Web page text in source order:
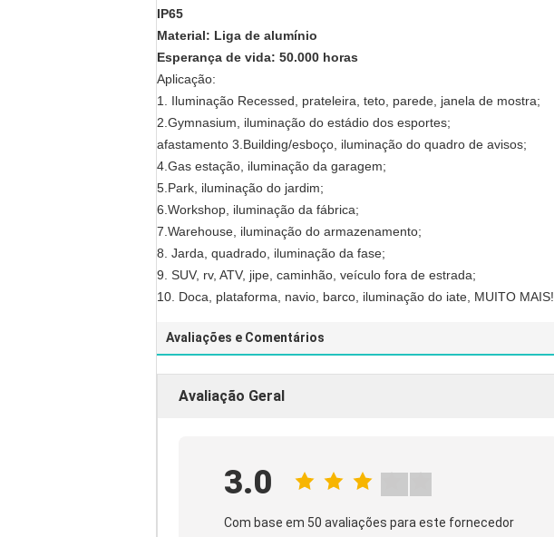
IP65
Material: Liga de alumínio
Esperança de vida: 50.000 horas
Aplicação:
1. Iluminação Recessed, prateleira, teto, parede, janela de mostra;
2.Gymnasium, iluminação do estádio dos esportes;
afastamento 3.Building/esboço, iluminação do quadro de avisos;
4.Gas estação, iluminação da garagem;
5.Park, iluminação do jardim;
6.Workshop, iluminação da fábrica;
7.Warehouse, iluminação do armazenamento;
8. Jarda, quadrado, iluminação da fase;
9. SUV, rv, ATV, jipe, caminhão, veículo fora de estrada;
10. Doca, plataforma, navio, barco, iluminação do iate, MUITO MAIS!
Avaliações e Comentários
Avaliação Geral
3.0
Com base em 50 avaliações para este fornecedor